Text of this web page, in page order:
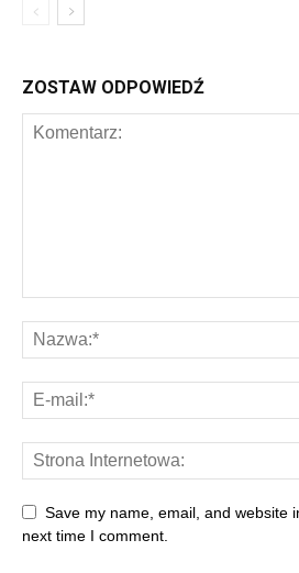
ZOSTAW ODPOWIEDŹ
Save my name, email, and website
next time I comment.